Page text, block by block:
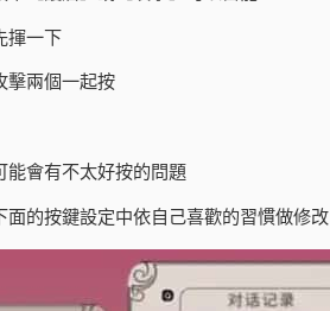
揮一下
擊兩個一起按
能會有不太好按的問題
面的按鍵設定中依自己喜歡的習慣做修改